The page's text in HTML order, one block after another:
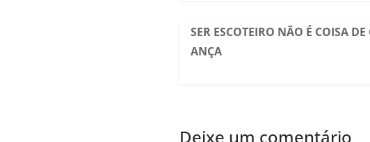
SER ESCOTEIRO NÃO É COISA DE
ANÇA
Deixe um comentário